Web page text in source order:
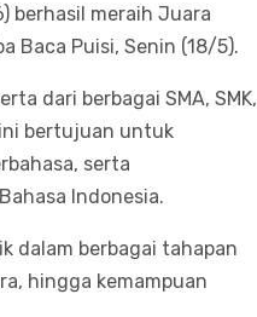
berhasil meraih Juara
Baca Puisi, Senin (18/5).
dari berbagai SMA, SMK,
ini bertujuan untuk
serta
Indonesia.
dalam berbagai tahapan
hingga kemampuan